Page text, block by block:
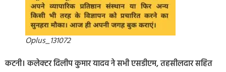
Oplus_131072
कटनी। कलेक्टर दिलीप कुमार यादव ने सभी एसडीएम, तहसीलदार सहित